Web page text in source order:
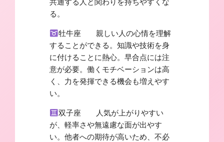
共通する人と関わりを持ちやすくな
る。
牡牛座 親しい人の心情を理解
することができる。知識や技術を身
に付けることに熱心。早合点には注
意が必要。働くモチベーションは高
く、力を発揮できる機会も増えやす
い。
双子座 人気が上がりやすい
が、軽率さや無遠慮な面が出やす
い。他者への期待が高いため、不必